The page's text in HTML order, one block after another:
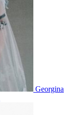
Georgina